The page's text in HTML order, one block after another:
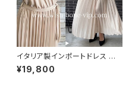
イタリア製インポートドレス Ma
de in ITALY｜シフォンプリー
ツ・二次会・パーティーロング
¥19,800